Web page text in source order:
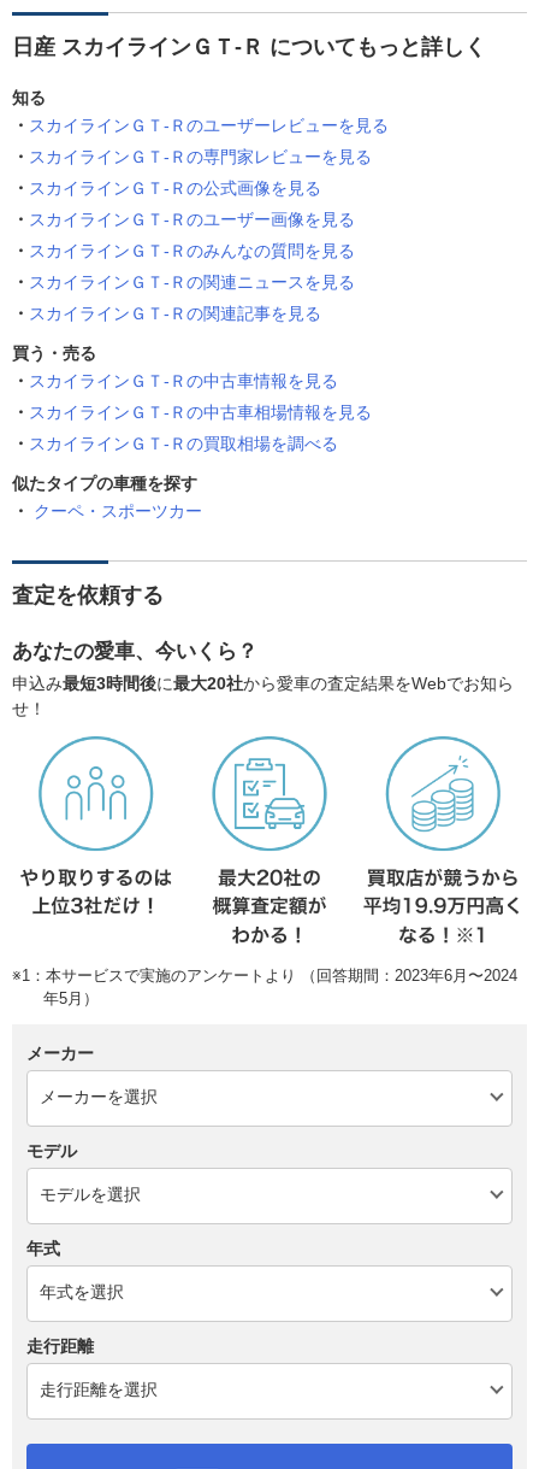
日産 スカイラインＧＴ‐Ｒ についてもっと詳しく
知る
スカイラインＧＴ‐Ｒのユーザーレビューを見る
スカイラインＧＴ‐Ｒの専門家レビューを見る
スカイラインＧＴ‐Ｒの公式画像を見る
スカイラインＧＴ‐Ｒのユーザー画像を見る
スカイラインＧＴ‐Ｒのみんなの質問を見る
スカイラインＧＴ‐Ｒの関連ニュースを見る
スカイラインＧＴ‐Ｒの関連記事を見る
買う・売る
スカイラインＧＴ‐Ｒの中古車情報を見る
スカイラインＧＴ‐Ｒの中古車相場情報を見る
スカイラインＧＴ‐Ｒの買取相場を調べる
似たタイプの車種を探す
クーペ・スポーツカー
査定を依頼する
あなたの愛車、今いくら？
申込み最短3時間後に最大20社から愛車の査定結果をWebでお知ら
せ！
※1：本サービスで実施のアンケートより （回答期間：2023年6月〜2024
年5月）
メーカー
モデル
年式
走行距離